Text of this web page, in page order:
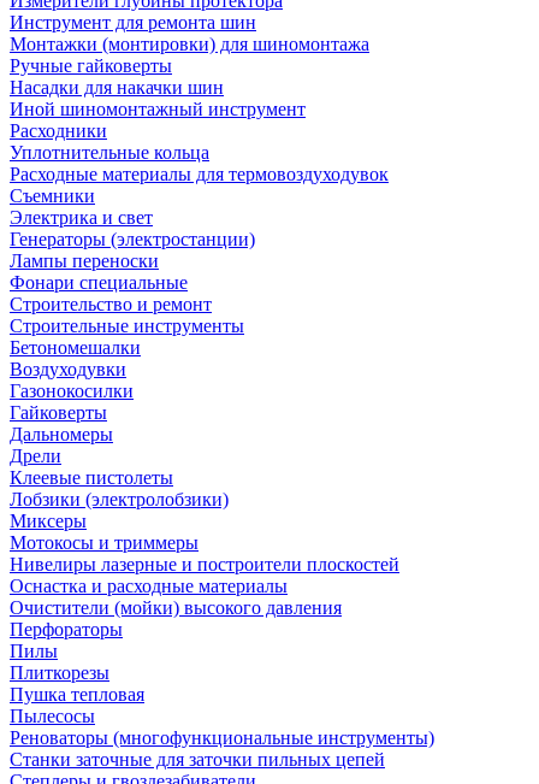
Инструмент для ремонта шин
Монтажки (монтировки) для шиномонтажа
Ручные гайковерты
Насадки для накачки шин
Иной шиномонтажный инструмент
Расходники
Уплотнительные кольца
Расходные материалы для термовоздуходувок
Съемники
Электрика и свет
Генераторы (электростанции)
Лампы переноски
Фонари специальные
Строительство и ремонт
Строительные инструменты
Бетономешалки
Воздуходувки
Газонокосилки
Гайковерты
Дальномеры
Дрели
Клеевые пистолеты
Лобзики (электролобзики)
Миксеры
Мотокосы и триммеры
Нивелиры лазерные и построители плоскостей
Оснастка и расходные материалы
Очистители (мойки) высокого давления
Перфораторы
Пилы
Плиткорезы
Пушка тепловая
Пылесосы
Реноваторы (многофункциональные инструменты)
Станки заточные для заточки пильных цепей